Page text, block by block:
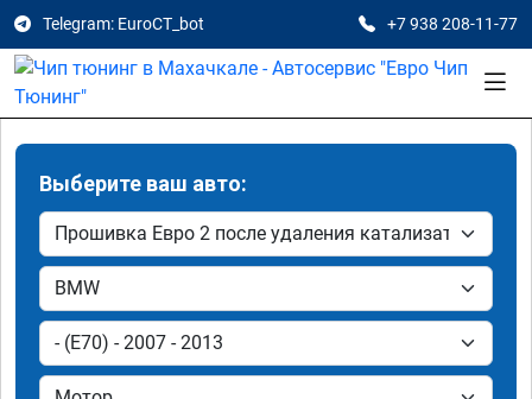
Telegram: EuroCT_bot +7 938 208-11-77
Выберите ваш авто: